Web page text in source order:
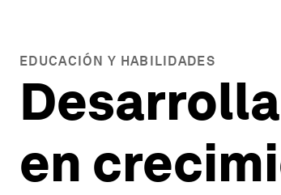
EDUCACIÓN Y HABILIDADES
en